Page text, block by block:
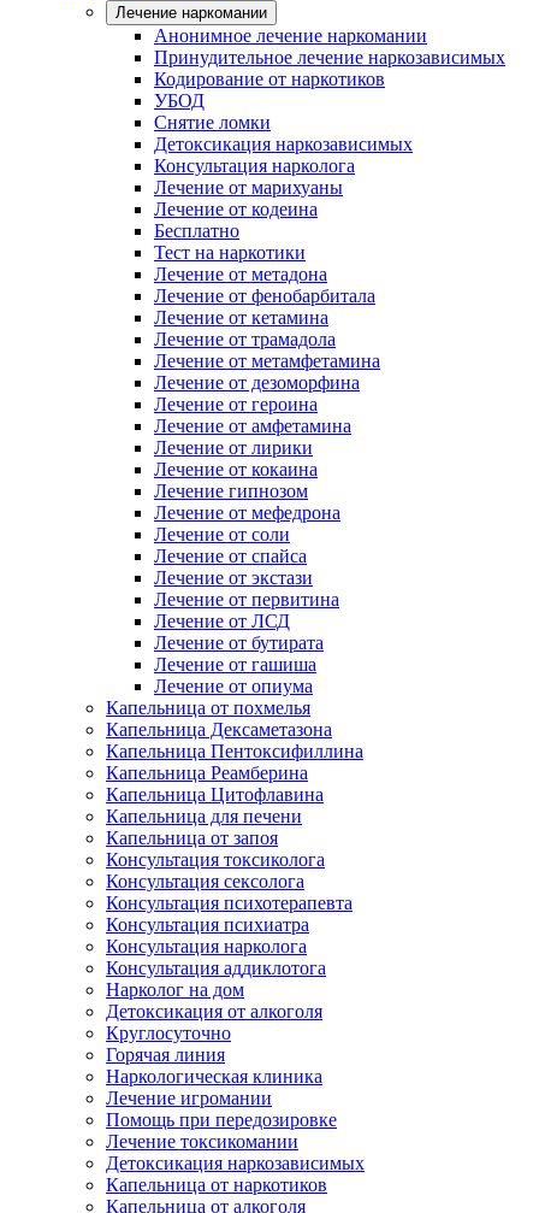
Лечение наркомании
Анонимное лечение наркомании
Принудительное лечение наркозависимых
Кодирование от наркотиков
УБОД
Снятие ломки
Детоксикация наркозависимых
Консультация нарколога
Лечение от марихуаны
Лечение от кодеина
Бесплатно
Тест на наркотики
Лечение от метадона
Лечение от фенобарбитала
Лечение от кетамина
Лечение от трамадола
Лечение от метамфетамина
Лечение от дезоморфина
Лечение от героина
Лечение от амфетамина
Лечение от лирики
Лечение от кокаина
Лечение гипнозом
Лечение от мефедрона
Лечение от соли
Лечение от спайса
Лечение от экстази
Лечение от первитина
Лечение от ЛСД
Лечение от бутирата
Лечение от гашиша
Лечение от опиума
Капельница от похмелья
Капельница Дексаметазона
Капельница Пентоксифиллина
Капельница Реамберина
Капельница Цитофлавина
Капельница для печени
Капельница от запоя
Консультация токсиколога
Консультация сексолога
Консультация психотерапевта
Консультация психиатра
Консультация нарколога
Консультация аддиклотога
Нарколог на дом
Детоксикация от алкоголя
Круглосуточно
Горячая линия
Наркологическая клиника
Лечение игромании
Помощь при передозировке
Лечение токсикомании
Детоксикация наркозависимых
Капельница от наркотиков
Капельница от алкоголя